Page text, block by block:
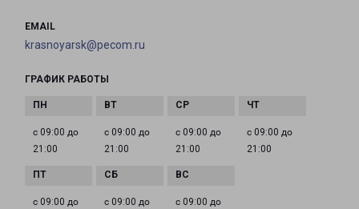
EMAIL
krasnoyarsk@pecom.ru
ГРАФИК РАБОТЫ
с 09:00 до
21:00
с 09:00 до
21:00
с 09:00 до
21:00
с 09:00 до
21:00
с 09:00 до
с 09:00 до
с 09:00 до